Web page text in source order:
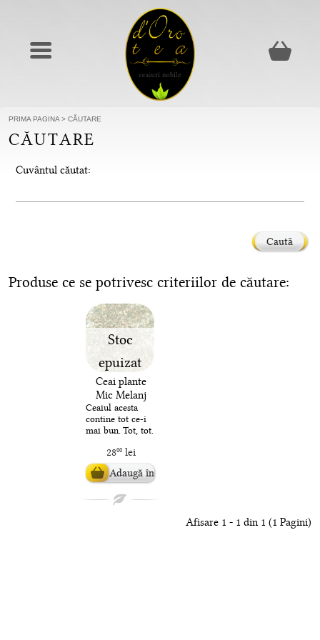
PRIMA PAGINA > CĂUTARE
CĂUTARE
Cuvântul căutat:
Caută
Produse ce se potrivesc criteriilor de căutare:
Stoc
epuizat
Ceai plante
Mic Melanj
de Leacuri
Ceaiul acesta
contine tot ce-i
mai bun. Tot, tot.
recomandam
numai pentru
gust, ci ..
2800lei
Adaugă în
coș
Afisare 1 - 1 din 1 (1 Pagini)